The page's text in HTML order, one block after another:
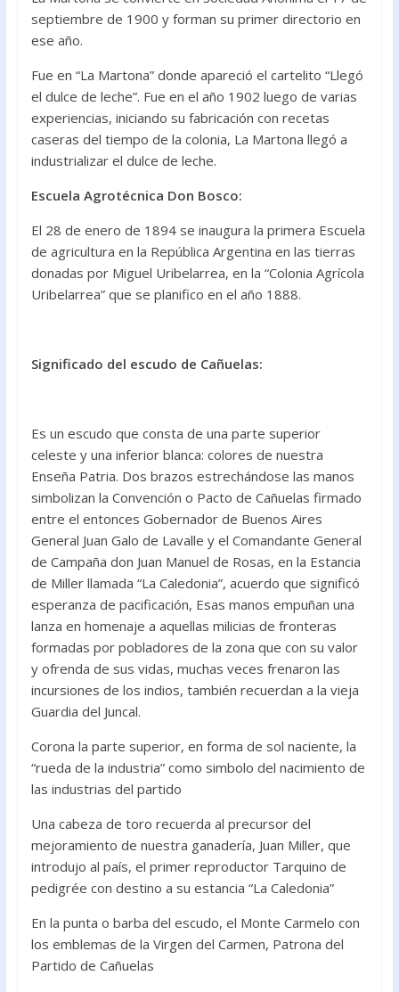
septiembre de 1900 y forman su primer directorio en
ese año.
Fue en “La Martona” donde apareció el cartelito “Llegó
el dulce de leche”. Fue en el año 1902 luego de varias
experiencias, iniciando su fabricación con recetas
caseras del tiempo de la colonia, La Martona llegó a
industrializar el dulce de leche.
Escuela Agrotécnica Don Bosco:
El 28 de enero de 1894 se inaugura la primera Escuela
de agricultura en la República Argentina en las tierras
donadas por Miguel Uribelarrea, en la “Colonia Agrícola
Uribelarrea” que se planifico en el año 1888.
Significado del escudo de Cañuelas:
Es un escudo que consta de una parte superior
celeste y una inferior blanca: colores de nuestra
Enseña Patria. Dos brazos estrechándose las manos
simbolizan la Convención o Pacto de Cañuelas firmado
entre el entonces Gobernador de Buenos Aires
General Juan Galo de Lavalle y el Comandante General
de Campaña don Juan Manuel de Rosas, en la Estancia
de Miller llamada “La Caledonia”, acuerdo que significó
esperanza de pacificación, Esas manos empuñan una
lanza en homenaje a aquellas milicias de fronteras
formadas por pobladores de la zona que con su valor
y ofrenda de sus vidas, muchas veces frenaron las
incursiones de los indios, también recuerdan a la vieja
Guardia del Juncal.
Corona la parte superior, en forma de sol naciente, la
“rueda de la industria” como simbolo del nacimiento de
las industrias del partido
Una cabeza de toro recuerda al precursor del
mejoramiento de nuestra ganadería, Juan Miller, que
introdujo al país, el primer reproductor Tarquino de
pedigrée con destino a su estancia “La Caledonia”
En la punta o barba del escudo, el Monte Carmelo con
los emblemas de la Virgen del Carmen, Patrona del
Partido de Cañuelas